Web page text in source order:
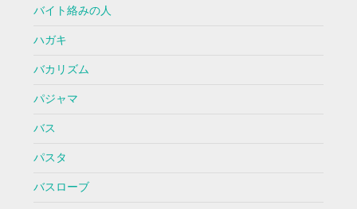
バイト絡みの人
ハガキ
バカリズム
パジャマ
バス
パスタ
バスローブ